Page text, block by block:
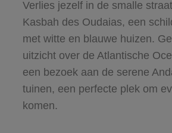
Verlies jezelf in de smalle
Kasbah des Oudaias, een
met witte en blauwe huizen.
uitzicht over de Atlantische
een bezoek aan de serene
tuinen, een perfecte plek om
komen.